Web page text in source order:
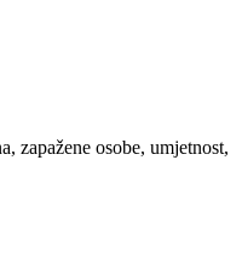
zapažene osobe, umjetnost,